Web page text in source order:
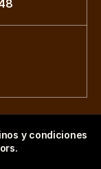
y condiciones